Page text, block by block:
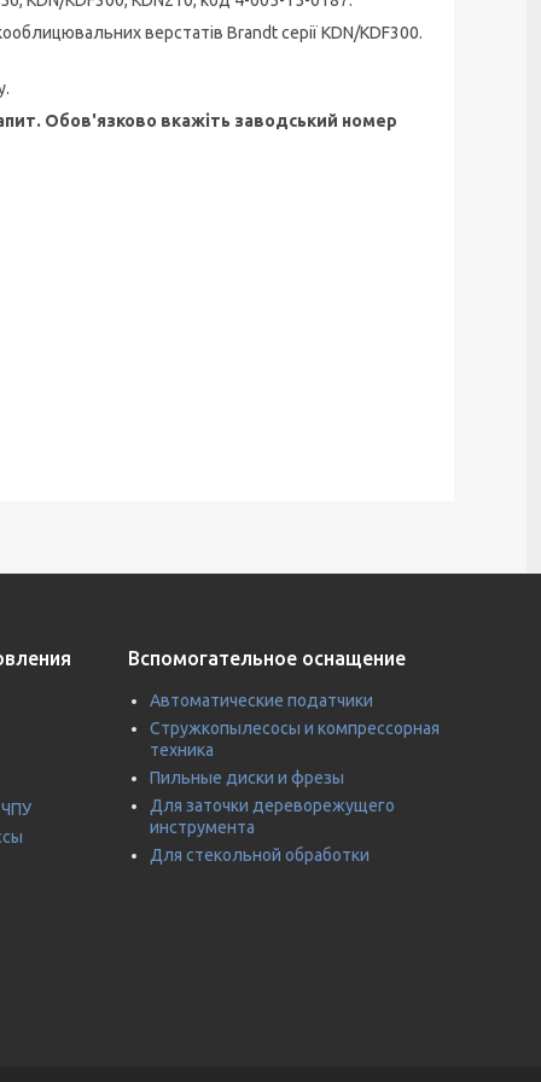
верстатів Brandt серії KDN/KDF300.
Обов'язково вкажіть заводський номер
Вспомогательное оснащение
Автоматические податчики
Стружкопылесосы и компрессорная
техника
Пильные диски и фрезы
Для заточки дереворежущего
инструмента
Для стекольной обработки